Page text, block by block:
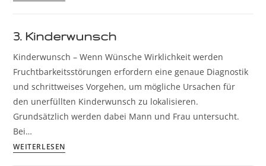
3. Kinderwunsch
Kinderwunsch – Wenn Wünsche Wirklichkeit werden
Fruchtbarkeitsstörungen erfordern eine genaue Diagnostik
und schrittweises Vorgehen, um mögliche Ursachen für
den unerfüllten Kinderwunsch zu lokalisieren.
Grundsätzlich werden dabei Mann und Frau untersucht.
Bei…
WEITERLESEN